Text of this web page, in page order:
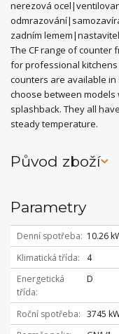
nerezová
zadním
The CF range of counter
for professional
counters are available in
choose between
splashback. They all
steady temperature.
Původ zboží
Parametry
Denní spotřeba
10.26
Klimatická třída
4
Energetická
třída
D
Roční spotřeba
3745